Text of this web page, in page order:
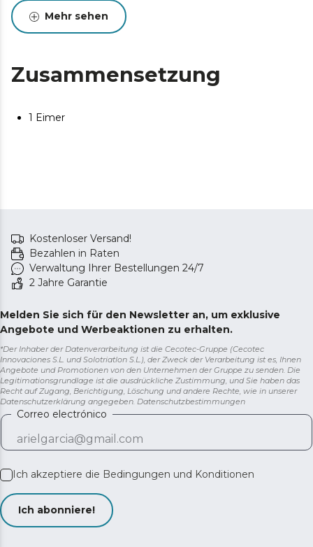
Mehr sehen
Zusammensetzung
1 Eimer
Kostenloser Versand!
Bezahlen in Raten
Verwaltung Ihrer Bestellungen 24/7
2 Jahre Garantie
Melden Sie sich für den Newsletter an, um exklusive
Angebote und Werbeaktionen zu erhalten.
*Der Inhaber der Datenverarbeitung ist die Cecotec-Gruppe (Cecotec
Innovaciones S.L. und Solotriatlon S.L.), der Zweck der Verarbeitung ist es, Ihnen
Angebote und Promotionen von den Unternehmen der Gruppe zu senden. Die
Legitimationsgrundlage ist die ausdrückliche Zustimmung, und Sie haben das
Recht auf Zugang, Berichtigung, Löschung und andere Rechte, wie in unserer
Datenschutzerklärung angegeben. Datenschutzbestimmungen
Correo electrónico
Ich akzeptiere die Bedingungen und Konditionen
Ich abonniere!